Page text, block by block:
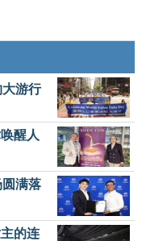
游行
醒人
满落
的连